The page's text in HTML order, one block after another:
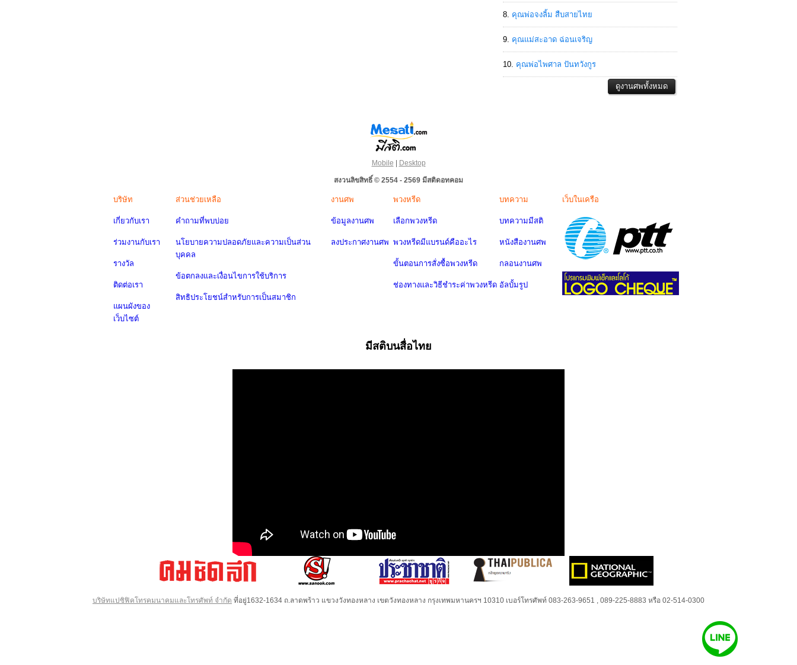
คุณพ่อจงลิ้ม สืบสายไทย
คุณแม่สะอาด ฉ่อนเจริญ
คุณพ่อไพศาล ปันทวังกูร
Mobile | Desktop
สงวนลิขสิทธิ์ © 2554 - 2569 มีสติดอทคอม
บริษัท
เกี่ยวกับเรา
ร่วมงานกับเรา
รางวัล
ติดต่อเรา
แผนผังของ
เว็บไซต์
ส่วนช่วยเหลือ
คำถามที่พบบ่อย
นโยบายความปลอดภัยและความเป็นส่วน
บุคคล
ข้อตกลงและเงื่อนไขการใช้บริการ
สิทธิประโยชน์สำหรับการเป็นสมาชิก
งานศพ
ข้อมูลงานศพ
ลงประกาศงานศพ
พวงหรีด
เลือกพวงหรีด
พวงหรีดมีแบรนด์คืออะไร
ขั้นตอนการสั่งซื้อพวงหรีด
ช่องทางและวิธีชำระค่าพวงหรีด
บทความ
บทความมีสติ
หนังสืองานศพ
กลอนงานศพ
อัลบั้มรูป
เว็บในเครือ
มีสติบนสื่อไทย
บริษัทแปซิฟิคโทรคมนาคมและโทรศัพท์ จำกัด ที่อยู่1632-1634 ถ.ลาดพร้าว แขวงวังทองหลาง เขตวังทองหลาง กรุงเทพมหานครฯ 10310 เบอร์โทรศัพท์ 083-263-9651 , 089-225-8883 หรือ 02-514-0300